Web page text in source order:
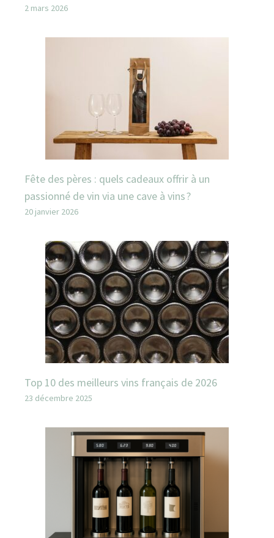
2 mars 2026
Fête des pères : quels cadeaux offrir à un
passionné de vin via une cave à vins ?
20 janvier 2026
Top 10 des meilleurs vins français de 2026
23 décembre 2025